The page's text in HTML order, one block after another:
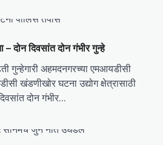
दोन दिवसांत दोन गंभीर गुन्हे
गुन्हेगारी अहमदनगरच्या एमआयडीसी
खंडणीखोर घटना उद्योग क्षेत्रासाठी
दोन गंभीर…